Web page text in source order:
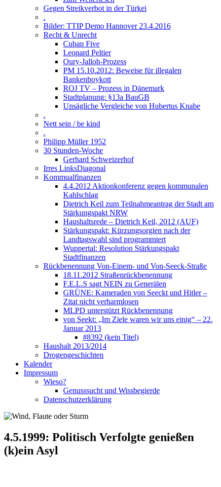
Gegen Streikverbot in der Türkei
.
Bilder: TTIP Demo Hannover 23.4.2016
Recht & Unrecht
Cuban Five
Leonard Peltier
Oury-Jalloh-Prozess
PM 15.10.2012: Beweise für illegalen
Bankenboykott
ROJ TV – Prozess in Dänemark
Stadtplanung: §13a BauGB
Unsägliche Vergleiche von Hubertus Knabe
.
Nett sein / be kind
.
Philipp Müller 1952
30 Stunden-Woche
Gerhard Schweizerhof
Irres LinksDiagonal
Kommualfinanzen
4.4.2012 Aktionkonferenz gegen kommunalen
Kahlschlag
Dietrich Keil zum Teilnahmeantrag der Stadt am
Stärkungspakt NRW
Haushaltsrede – Dietrich Keil, 2012 (AUF)
Stärkungspakt: Kürzungsorgien nach der
Landtagswahl sind programmiert
Wuppertal: Resolution Stärkungspakt
Stadtfinanzen
Rückbenennung Von-Einem- und Von-Seeck-Straße
18.11.2012 Straßenrückbenennung
F.E.L.S sagt NEIN zu Generälen
GRÜNE: Kameraden von Seeckt und Hitler –
Zitat nicht verharmlosen
MLPD unterstützt Rückbenennung
von Seekt: „Im Ziele waren wir uns einig“ – 22.
Januar 2013
#8392 (kein Titel)
Haushalt 2013/2014
Drogengeschichten
Kalender
Impressum
Wieso?
Genusssucht und Wissbegierde
Datenschutzerklärung
4.5.1999: Politisch Verfolgte genießen
(k)ein Asyl